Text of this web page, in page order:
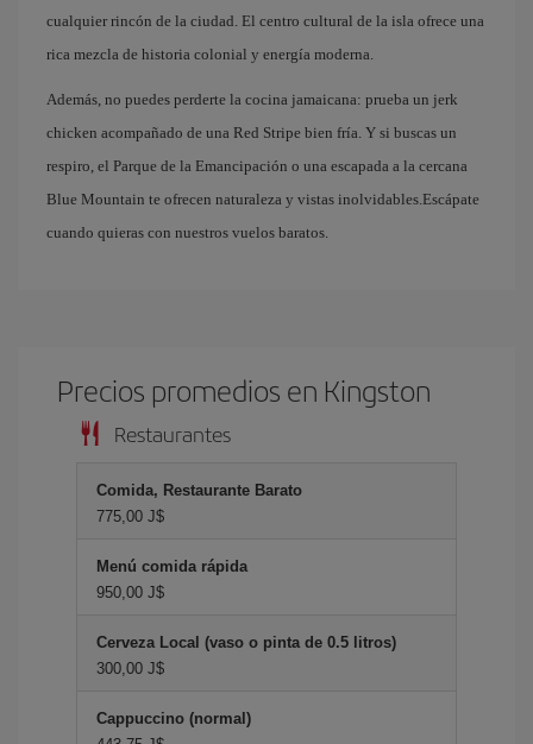
cualquier rincón de la ciudad. El centro cultural de la isla ofrece una
rica mezcla de historia colonial y energía moderna.
Además, no puedes perderte la cocina jamaicana: prueba un jerk
chicken acompañado de una Red Stripe bien fría. Y si buscas un
respiro, el Parque de la Emancipación o una escapada a la cercana
Blue Mountain te ofrecen naturaleza y vistas inolvidables.Escápate
cuando quieras con nuestros vuelos baratos.
Precios promedios en Kingston
Restaurantes
Comida, Restaurante Barato
775,00 J$
Menú comida rápida
950,00 J$
Cerveza Local (vaso o pinta de 0.5 litros)
300,00 J$
Cappuccino (normal)